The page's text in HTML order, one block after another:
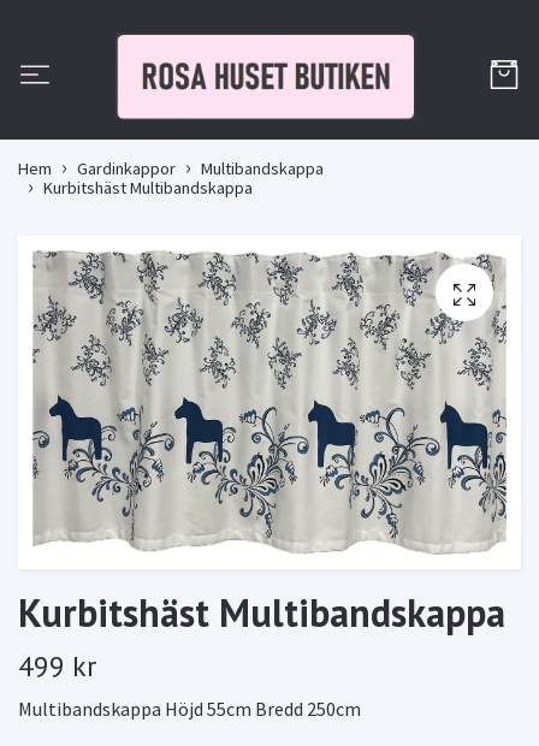
Hem Gardinkappor
Multibandskappa
Kurbitshäst Multibandskappa
Kurbitshäst Multibandskappa
499 kr
Multibandskappa Höjd 55cm Bredd 250cm